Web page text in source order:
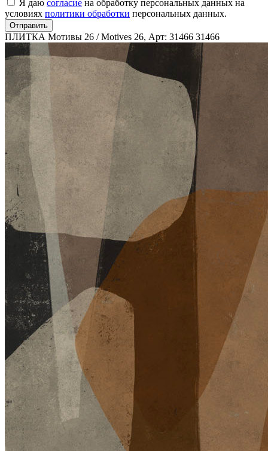
Я даю согласие на обработку персональных данных на
условиях политики обработки персональных данных.
Отправить
ПЛИТКА Мотивы 26 / Motives 26, Арт: 31466 31466